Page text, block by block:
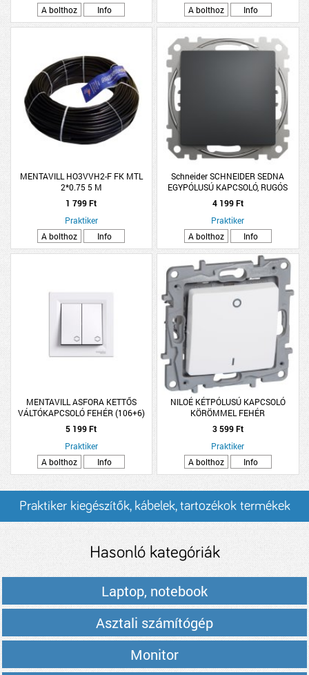
A bolthoz
Info
A bolthoz
Info
MENTAVILL HO3VVH2-F FK MTL
2*0.75 5 M
1 799 Ft
Praktiker
A bolthoz
Info
Schneider SCHNEIDER SEDNA
EGYPÓLUSÚ KAPCSOLÓ, RUGÓS
BEKÖTÉS, 10AX, ANTRACIT
4 199 Ft
Praktiker
A bolthoz
Info
MENTAVILL ASFORA KETTŐS
VÁLTÓKAPCSOLÓ FEHÉR (106+6)
PEPH0600121
5 199 Ft
Praktiker
A bolthoz
Info
NILOÉ KÉTPÓLUSÚ KAPCSOLÓ
KÖRÖMMEL FEHÉR
3 599 Ft
Praktiker
A bolthoz
Info
Praktiker kiegészítők, kábelek, tartozékok termékek
Hasonló kategóriák
Laptop, notebook
Asztali számítógép
Monitor